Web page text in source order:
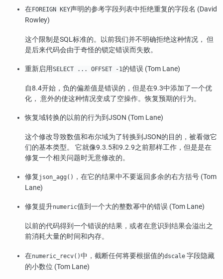
在FOREIGN KEY声明的参考字段列表中拒绝重复的字段名 (David
Rowley)
这个限制是SQL标准的。以前我们并不明确拒绝这种情况， 但
是后来代码会由于奇怪的锁定错误而失败。
重新启用SELECT ... OFFSET -1 的错误 (Tom Lane)
自8.4开始，负的偏差值是错误的，但是在9.3中添加了一个优
化， 意外的使这种情况变成了空操作。恢复预期的行为。
恢复域转换的以前的行为到JSON (Tom Lane)
这个修改导致数值和布尔域为了转换到JSON的目的，被看做它
们的基本类型。 它就像9.3.5和9.2.9之前那样工作，但是是在
修复一个相关问题时无意修改的。
修复 json_agg() ，在它的结果中不要返回多余的右方括号 (Tom
Lane)
修复提升numeric值到一个大的整数幂中的错误 (Tom Lane)
以前的代码得到一个错误的结果，或者在意识到结果会溢出之
前消耗大量的时间和内存。
在numeric_recv()中，截断任何将要根据值的dscale 字段隐藏
的小数位 (Tom Lane)